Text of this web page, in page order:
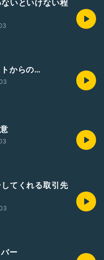
いといけない程
からの…
てくれる取引先
ー